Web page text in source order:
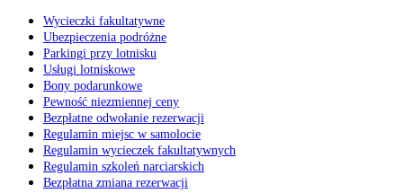
Wycieczki fakultatywne
Ubezpieczenia podróżne
Parkingi przy lotnisku
Usługi lotniskowe
Bony podarunkowe
Pewność niezmiennej ceny
Bezpłatne odwołanie rezerwacji
Regulamin miejsc w samolocie
Regulamin wycieczek fakultatywnych
Regulamin szkoleń narciarskich
Bezpłatna zmiana rezerwacji